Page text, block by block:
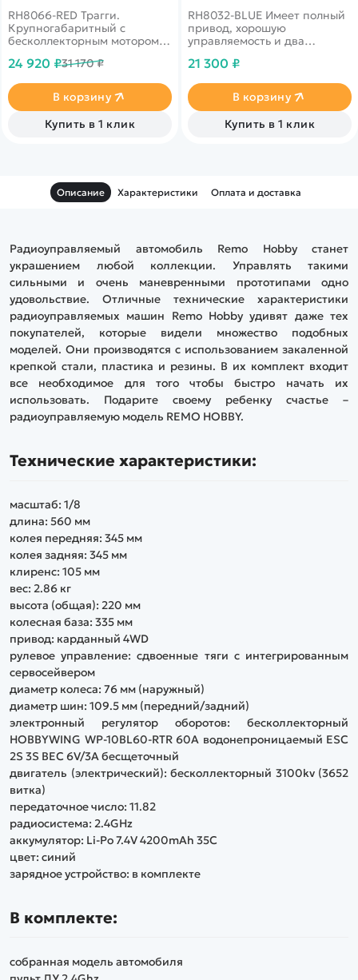
RH8066-RED Трагги.
Крупногабаритный с
бесколлекторным мотором.
масштаб 1:8
24 920 ₽31 170 ₽
В корзину
Купить в 1 клик
RH8032-BLUE Имеет полный
привод, хорошую
управляемость и два
электродвигателя серии 550.
масштабе 1:8 с большим
вниманием к мельчайшим
деталям.
21 300 ₽
В корзину
Купить в 1 клик
Описание Характеристики Оплата и доставка
Радиоуправляемый автомобиль Remo Hobby станет
украшением любой коллекции. Управлять такими
сильными и очень маневренными прототипами одно
удовольствие. Отличные технические характеристики
радиоуправляемых машин Remo Hobby удивят даже тех
покупателей, которые видели множество подобных
моделей. Они производятся с использованием закаленной
крепкой стали, пластика и резины. В их комплект входит
все необходимое для того чтобы быстро начать их
использовать. Подарите своему ребенку счастье –
радиоуправляемую модель REMO HOBBY.
Технические характеристики:
масштаб: 1/8
длина: 560 мм
колея передняя: 345 мм
колея задняя: 345 мм
клиренс: 105 мм
вес: 2.86 кг
высота (общая): 220 мм
колесная база: 335 мм
привод: карданный 4WD
рулевое управление: сдвоенные тяги с интегрированным
сервосейвером
диаметр колеса: 76 мм (наружный)
диаметр шин: 109.5 мм (передний/задний)
электронный регулятор оборотов: бесколлекторный
HOBBYWING WP-10BL60-RTR 60A водонепроницаемый ESC
2S 3S BEC 6V/3A бесщеточный
двигатель (электрический): бесколлекторный 3100kv (3652
витка)
передаточное число: 11.82
радиосистема: 2.4GHz
аккумулятор: Li-Po 7.4V 4200mAh 35C
цвет: синий
зарядное устройство: в комплекте
В комплекте:
собранная модель автомобиля